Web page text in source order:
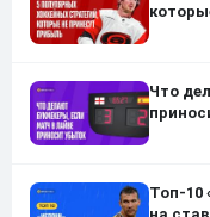
Что
Топ-10